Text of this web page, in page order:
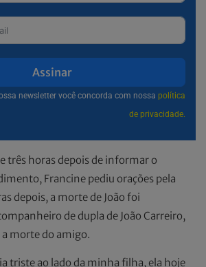
Assinar
newsletter você concorda com nossa política
de privacidade.
três horas depois de informar o
Francine pediu orações pela
depois, a morte de João foi
de dupla de João Carreiro,
morte do amigo.
triste ao lado da minha filha, ela hoje